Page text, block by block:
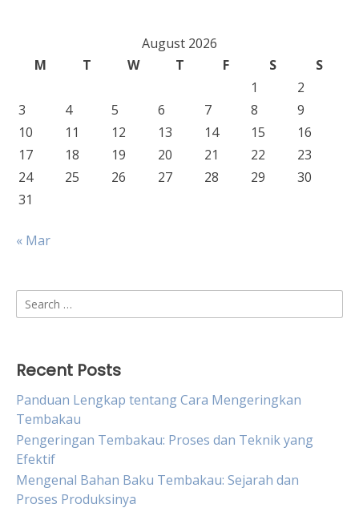
August 2026
M
T W T F S
S
1
2
3
4 5 6 7 8
9
10
11 12 13 14 15
16
17
18 19 20 21 22
23
24
25 26 27 28 29
30
31
« Mar
Search
for:
Recent Posts
Panduan Lengkap tentang Cara Mengeringkan
Tembakau
Pengeringan Tembakau: Proses dan Teknik yang
Efektif
Mengenal Bahan Baku Tembakau: Sejarah dan
Proses Produksinya